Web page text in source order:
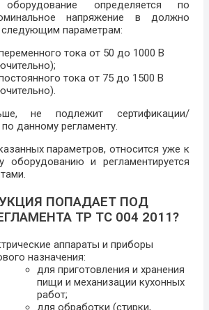
оборудование определяется по
напряжение в должно
следующим параметрам:
тока от 50 до 1000 В
тока от 75 до 1500 В
не подлежит сертификации/
данному регламенту.
параметров, относится уже к
оборудованию и регламентируется
ПОПАДАЕТ ПОД
ТР ТС 004 2011?
аппараты и приборы
назначения:
для приготовления и хранения
пищи и механизации кухонных
работ;
для обработки (стирки,